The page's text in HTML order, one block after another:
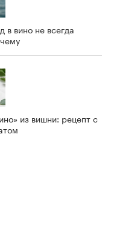
в вино не всегда
из вишни: рецепт с